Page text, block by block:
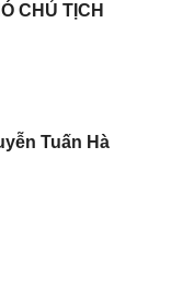
CHỦ TỊCH
Tuấn Hà